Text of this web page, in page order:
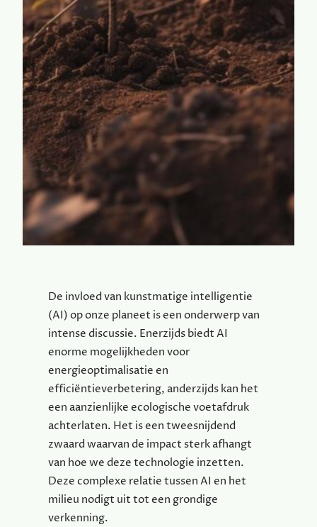
De invloed van kunstmatige intelligentie
(AI) op onze planeet is een onderwerp van
intense discussie. Enerzijds biedt AI
enorme mogelijkheden voor
energieoptimalisatie en
efficiëntieverbetering, anderzijds kan het
een aanzienlijke ecologische voetafdruk
achterlaten. Het is een tweesnijdend
zwaard waarvan de impact sterk afhangt
van hoe we deze technologie inzetten.
Deze complexe relatie tussen AI en het
milieu nodigt uit tot een grondige
verkenning.